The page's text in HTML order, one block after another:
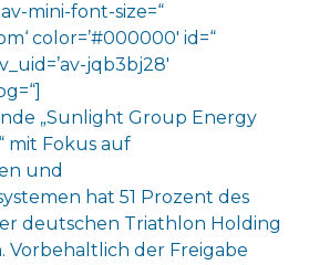
mini-font-size=“
color=’#000000′ id=“
jqb3bj28′
„Sunlight Group Energy
mit Fokus auf
und
hat 51 Prozent des
deutschen Triathlon Holding
Vorbehaltlich der Freigabe